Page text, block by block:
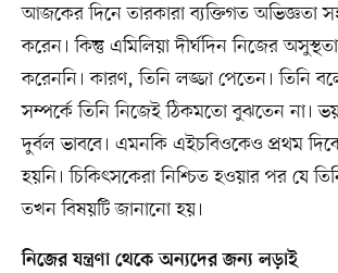
আজকের দিনে তারকারা ব্যক্তিগত অভিজ্ঞতা
করেন। কিন্তু এমিলিয়া দীর্ঘদিন নিজের
করেননি। কারণ, তিনি লজ্জা পেতেন। তিনি
সম্পর্কে তিনি নিজেই ঠিকমতো বুঝতেন না।
দুর্বল ভাববে। এমনকি এইচবিওকেও প্রথম
হয়নি। চিকিৎসকেরা নিশ্চিত হওয়ার পর যে
তখন বিষয়টি জানানো হয়।
নিজের যন্ত্রণা থেকে অন্যদের জন্য লড়াই